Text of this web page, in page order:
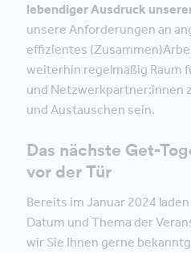
lebendiger Ausdruck
unsere Anforderungen an
effizientes
weiterhin regelmäßig Raum
und Netzwerkpartner:innen
und Austauschen sein.
Das nächste Get-
vor der Tür
Bereits im Januar 2024
Datum und Thema der
wir Sie Ihnen gerne